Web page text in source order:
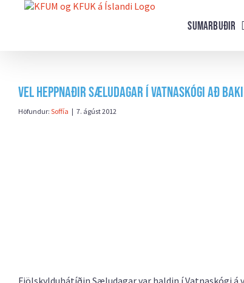
Sumarbuðir
Vel heppnaðir Sæludagar í Vatnaskógi að baki
Höfundur: Soffía | 7. ágúst 2012
Fjölskylduhátíðin Sæludagar var haldin í Vatnaskógi á